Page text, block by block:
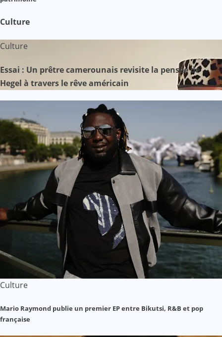
Culture
Culture
Essai : Un prêtre camerounais revisite la pensée de
Hegel à travers le rêve américain
Culture
Mario Raymond publie un premier EP entre Bikutsi, R&B et pop
française